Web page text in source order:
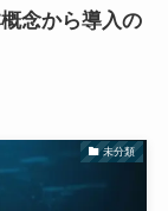
念から導入の
未分類